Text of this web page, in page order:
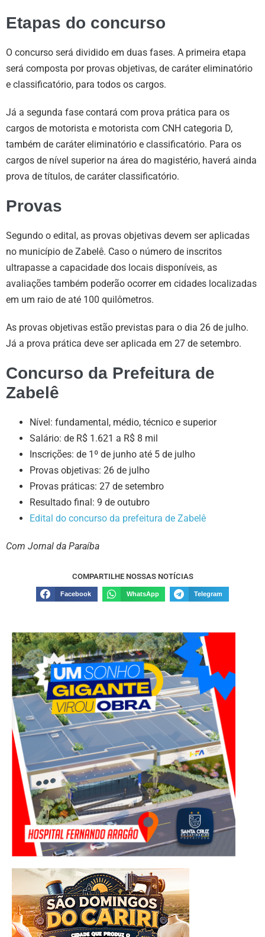
Etapas do concurso
O concurso será dividido em duas fases. A primeira etapa
será composta por provas objetivas, de caráter eliminatório
e classificatório, para todos os cargos.
Já a segunda fase contará com prova prática para os
cargos de motorista e motorista com CNH categoria D,
também de caráter eliminatório e classificatório. Para os
cargos de nível superior na área do magistério, haverá ainda
prova de títulos, de caráter classificatório.
Provas
Segundo o edital, as provas objetivas devem ser aplicadas
no município de Zabelê. Caso o número de inscritos
ultrapasse a capacidade dos locais disponíveis, as
avaliações também poderão ocorrer em cidades localizadas
em um raio de até 100 quilômetros.
As provas objetivas estão previstas para o dia 26 de julho.
Já a prova prática deve ser aplicada em 27 de setembro.
Concurso da Prefeitura de
Zabelê
Nível: fundamental, médio, técnico e superior
Salário: de R$ 1.621 a R$ 8 mil
Inscrições: de 1º de junho até 5 de julho
Provas objetivas: 26 de julho
Provas práticas: 27 de setembro
Resultado final: 9 de outubro
Edital do concurso da prefeitura de Zabelê
Com Jornal da Paraíba
COMPARTILHE NOSSAS NOTÍCIAS
Facebook WhatsApp Telegram